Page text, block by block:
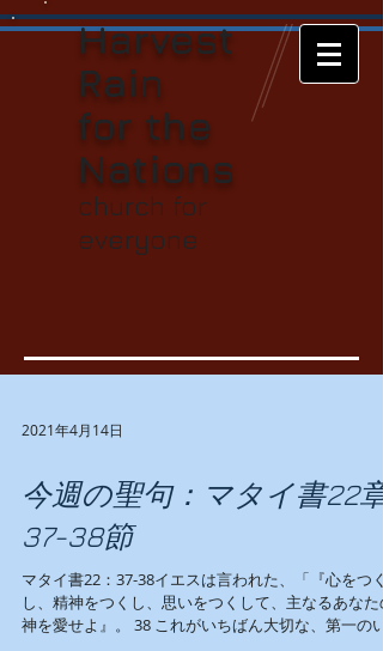
Harvest
Rain
for the
Nations
church for
everyone
2021年4月14日
今週の聖句：マタイ書22章
37-38節
マタイ書22：37-38イエスは言われた、「『心をつく
し、精神をつくし、思いをつくして、主なるあなたの
神を愛せよ』。 38 これがいちばん大切な、第一のい